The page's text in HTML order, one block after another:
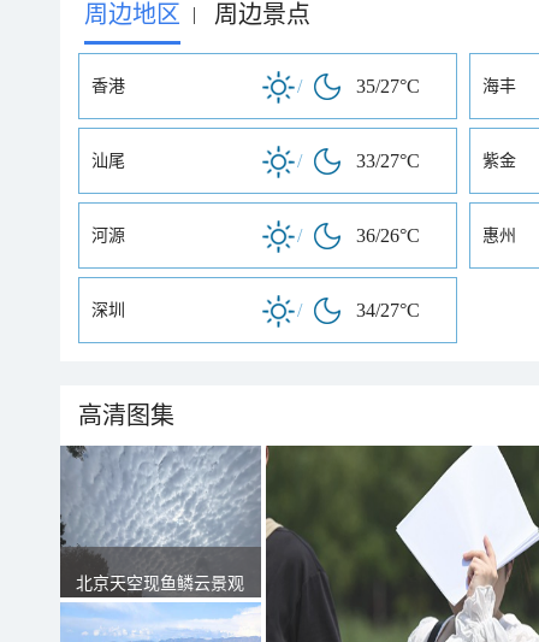
周边地区 | 周边景点
香港 / 35/27°C 海丰
汕尾 / 33/27°C 紫金
河源 / 36/26°C 惠州
深圳 / 34/27°C
高清图集
北京天空现鱼鳞云景观